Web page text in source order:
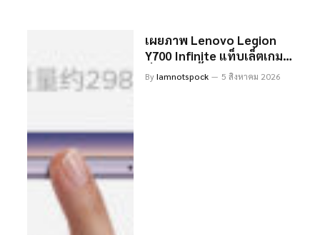
เดียว
เผยภาพ Lenovo Legion
Y700 Infinite แท็บเล็ตเกม
มิ่งจอ 8.4 นิ้ว มาพร้อมขุม
พลังเรือธง บางเบาเพียง 6.5
By Iamnotspock 5 สิงหาคม 2026